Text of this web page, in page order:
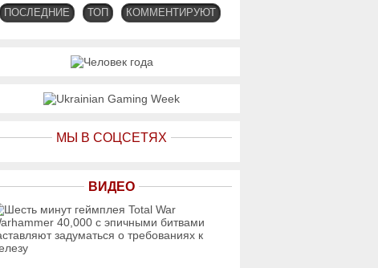
ПОСЛЕДНИЕ ТОП КОММЕНТИРУЮТ
МЫ В СОЦСЕТЯХ
ВИДЕО